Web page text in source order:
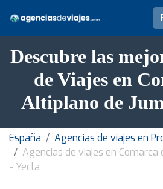
Descubre las
de Viajes en
Altiplano de
España
Agencias de viajes en
Agencias de viajes en
- Yecla